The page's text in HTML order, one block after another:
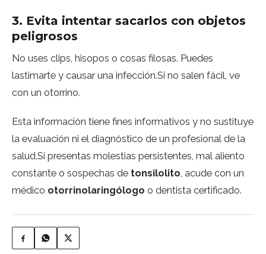
3. Evita intentar sacarlos con objetos
peligrosos
No uses clips, hisopos o cosas filosas. Puedes
lastimarte y causar una infección.Si no salen fácil, ve
con un otorrino.
Esta información tiene fines informativos y no sustituye
la evaluación ni el diagnóstico de un profesional de la
salud.Si presentas molestias persistentes, mal aliento
constante o sospechas de tonsilolito , acude con un
médico otorrinolaringólogo o dentista certificado.